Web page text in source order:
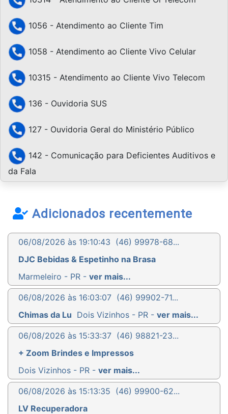
1056 - Atendimento ao Cliente Tim
1058 - Atendimento ao Cliente Vivo Celular
10315 - Atendimento ao Cliente Vivo Telecom
136 - Ouvidoria SUS
127 - Ouvidoria Geral do Ministério Público
142 - Comunicação para Deficientes Auditivos e
da Fala
Adicionados recentemente
06/08/2026 às 19:10:43 (46) 99978-68...
DJC Bebidas & Espetinho na Brasa
Marmeleiro - PR - ver mais...
06/08/2026 às 16:03:07 (46) 99902-71...
Chimas da Lu Dois Vizinhos - PR - ver mais...
06/08/2026 às 15:33:37 (46) 98821-23...
+ Zoom Brindes e Impressos
Dois Vizinhos - PR - ver mais...
06/08/2026 às 15:13:35 (46) 99900-62...
LV Recuperadora